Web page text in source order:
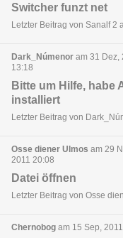
Switcher funzt net
Letzter Beitrag von Sanalf 2
Dark_Númenor am 31 Dez,
13:18
Bitte um Hilfe, habe
installiert
Letzter Beitrag von
Osse diener Ulmos am 29
2011 20:08
Datei öffnen
Letzter Beitrag von Osse
Chernobog am 15 Sep,